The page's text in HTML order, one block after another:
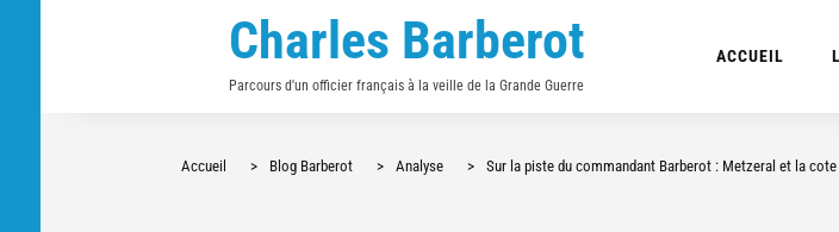
Charles Barberot
Parcours d'un officier français à la veille de la Grande Guerre
ACCUEIL
Accueil > Blog Barberot > Analyse > Sur la piste du commandant Barberot : Metzeral et la